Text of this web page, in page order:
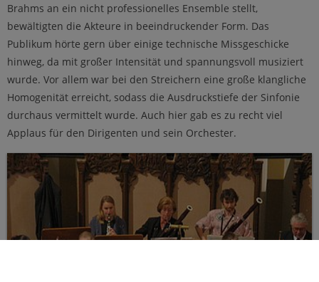
Brahms an ein nicht professionelles Ensemble stellt,
bewältigten die Akteure in beeindruckender Form. Das
Publikum hörte gern über einige technische Missgeschicke
hinweg, da mit großer Intensität und spannungsvoll musiziert
wurde. Vor allem war bei den Streichern eine große klangliche
Homogenität erreicht, sodass die Ausdruckstiefe der Sinfonie
durchaus vermittelt wurde. Auch hier gab es zu recht viel
Applaus für den Dirigenten und sein Orchester.